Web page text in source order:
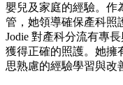
嬰兒及家庭的經驗。作
管，她領導確保產科照
Jodie 對產科分流有專
獲得正確的照護。她擁
思熟慮的經驗學習與改